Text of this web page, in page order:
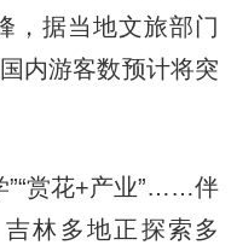
，据当地文旅部门
内游客数预计将突
赏花+产业”……伴
林多地正探索多